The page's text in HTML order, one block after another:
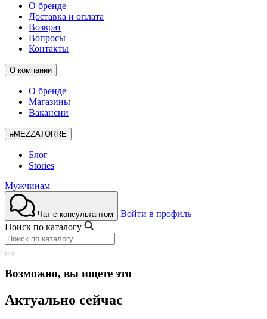
О бренде
Доставка и оплата
Возврат
Вопросы
Контакты
О компании
О бренде
Магазины
Вакансии
#MEZZATORRE
Блог
Stories
Мужчинам
Чат с консультантом
Войти в профиль
Поиск по каталогу
Возможно, вы ищете это
Актуально сейчас